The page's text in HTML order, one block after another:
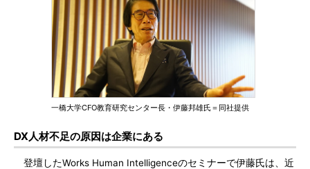
一橋大学CFO教育研究センター長・伊藤邦雄氏＝同社提供
DX人材不足の原因は企業にある
登壇したWorks Human Intelligenceのセミナーで伊藤氏は、近